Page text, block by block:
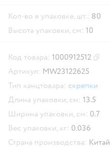
Кол-во в упаковке, шт.: 80
Высота упаковки, см: 10
Код товара: 1000912512
Артикул: MW23122625
Тип канцтовара: скрепки
Длина упаковки, см: 13.5
Ширина упаковки, см: 0.7
Вес упаковки, кг: 0.036
Страна производства: Китай